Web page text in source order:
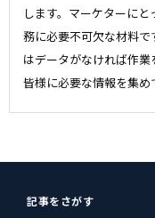
します。マーケターに
務に必要不可欠な材料
はデータがなければ作
皆様に必要な情報を集め
記事をさがす